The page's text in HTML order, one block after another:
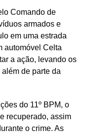
Comando de
armados e
em uma estrada
automóvel Celta
a ação, levando os
de parte da
do 11º BPM, o
recuperado, assim
o crime. As